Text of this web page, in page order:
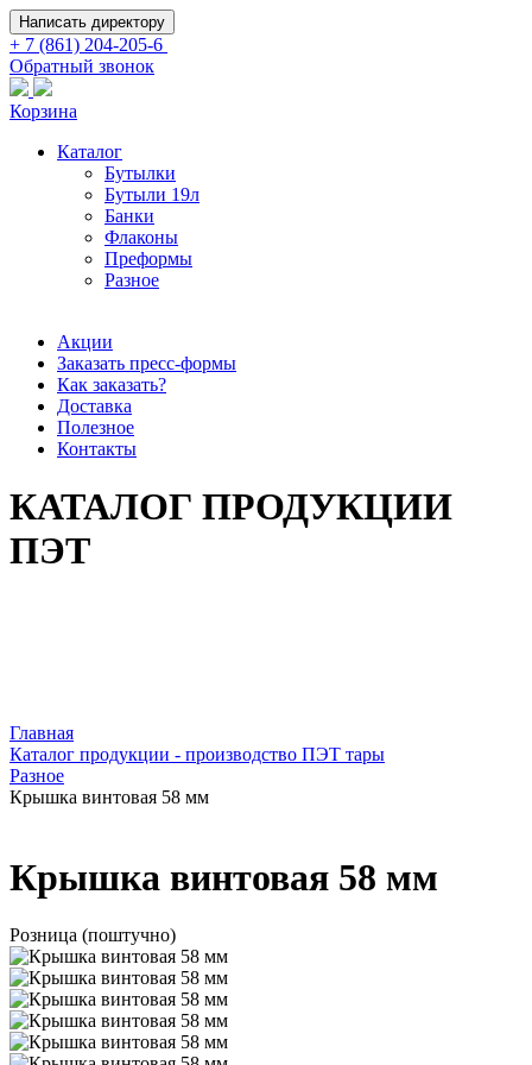
Написать директору
+ 7 (861) 204-205-6
Обратный звонок
Корзина
Каталог
Бутылки
Бутыли 19л
Банки
Флаконы
Преформы
Разное
Акции
Заказать пресс-формы
Как заказать?
Доставка
Полезное
Контакты
КАТАЛОГ ПРОДУКЦИИ
ПЭТ
Главная
Каталог продукции - производство ПЭТ тары
Разное
Крышка винтовая 58 мм
Крышка винтовая 58 мм
Розница (поштучно)